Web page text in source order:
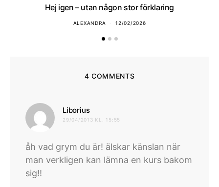
Hej igen – utan någon stor förklaring
ALEXANDRA 12/02/2026
4 COMMENTS
Liboriusskriver:
29/04/2013 KL. 15:55
åh vad grym du är! älskar känslan när
man verkligen kan lämna en kurs bakom
sig!!